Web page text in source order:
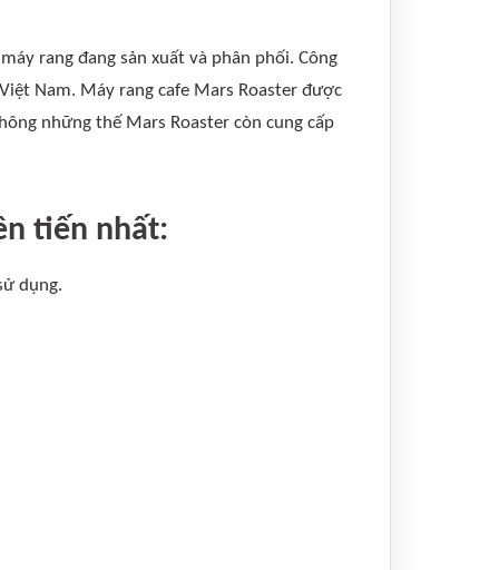
rang đang sản xuất và phân phối. Công
Nam. Máy rang cafe Mars Roaster được
những thế Mars Roaster còn cung cấp
tiến nhất:
dụng.